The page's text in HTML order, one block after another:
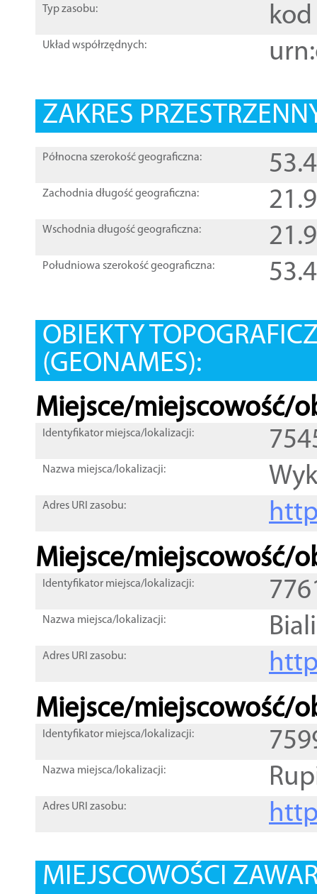
Typ zasobu: kod
Układ współrzędnych:
ZAKRES
Północna szerokość geograficzna:
Zachodnia długość geograficzna:
Wschodnia długość geograficzna:
Południowa szerokość geograficzna:
OBIEKTY
(GEONAMES):
Miejsce/miejscowość/
Identyfikator miejsca/lokalizacji:
Nazwa miejsca/lokalizacji:
Adres URI zasobu:
Miejsce/miejscowość/
Identyfikator miejsca/lokalizacji:
Nazwa miejsca/lokalizacji:
Adres URI zasobu:
Miejsce/miejscowość/
Identyfikator miejsca/lokalizacji:
Nazwa miejsca/lokalizacji:
Adres URI zasobu:
MIEJSCOWOŚCI